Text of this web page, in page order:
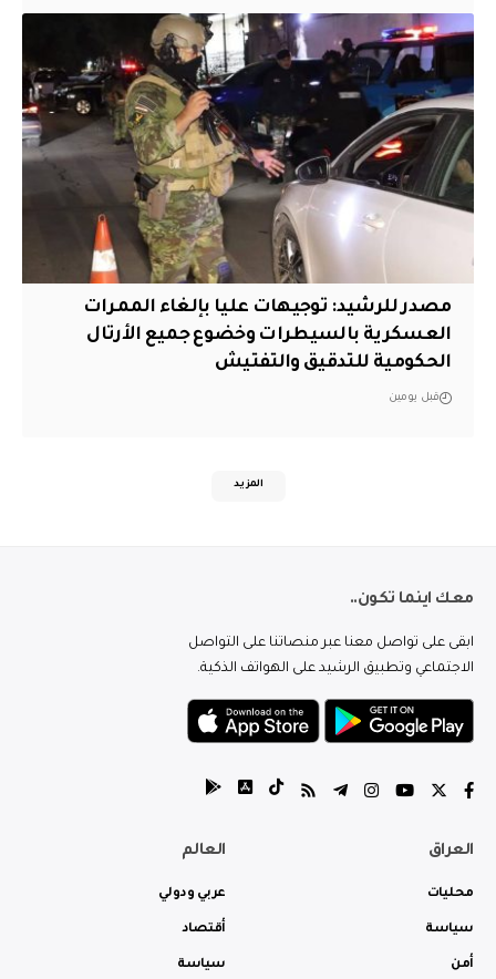
مصدر للرشيد: توجيهات عليا بإلغاء الممرات
العسكرية بالسيطرات وخضوع جميع الأرتال
الحكومية للتدقيق والتفتيش
قبل يومين
المزيد
معك اينما تكون..
ابقى على تواصل معنا عبر منصاتنا على التواصل
الاجتماعي وتطبيق الرشيد على الهواتف الذكية.
العراق
محليات
سياسة
أمن
العالم
عربي ودولي
أقتصاد
سياسة